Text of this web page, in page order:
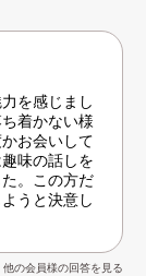
を感じまし
着かない様
お会いして
味の話しを
。この方だ
うと決意し
他の会員様の回答を見る